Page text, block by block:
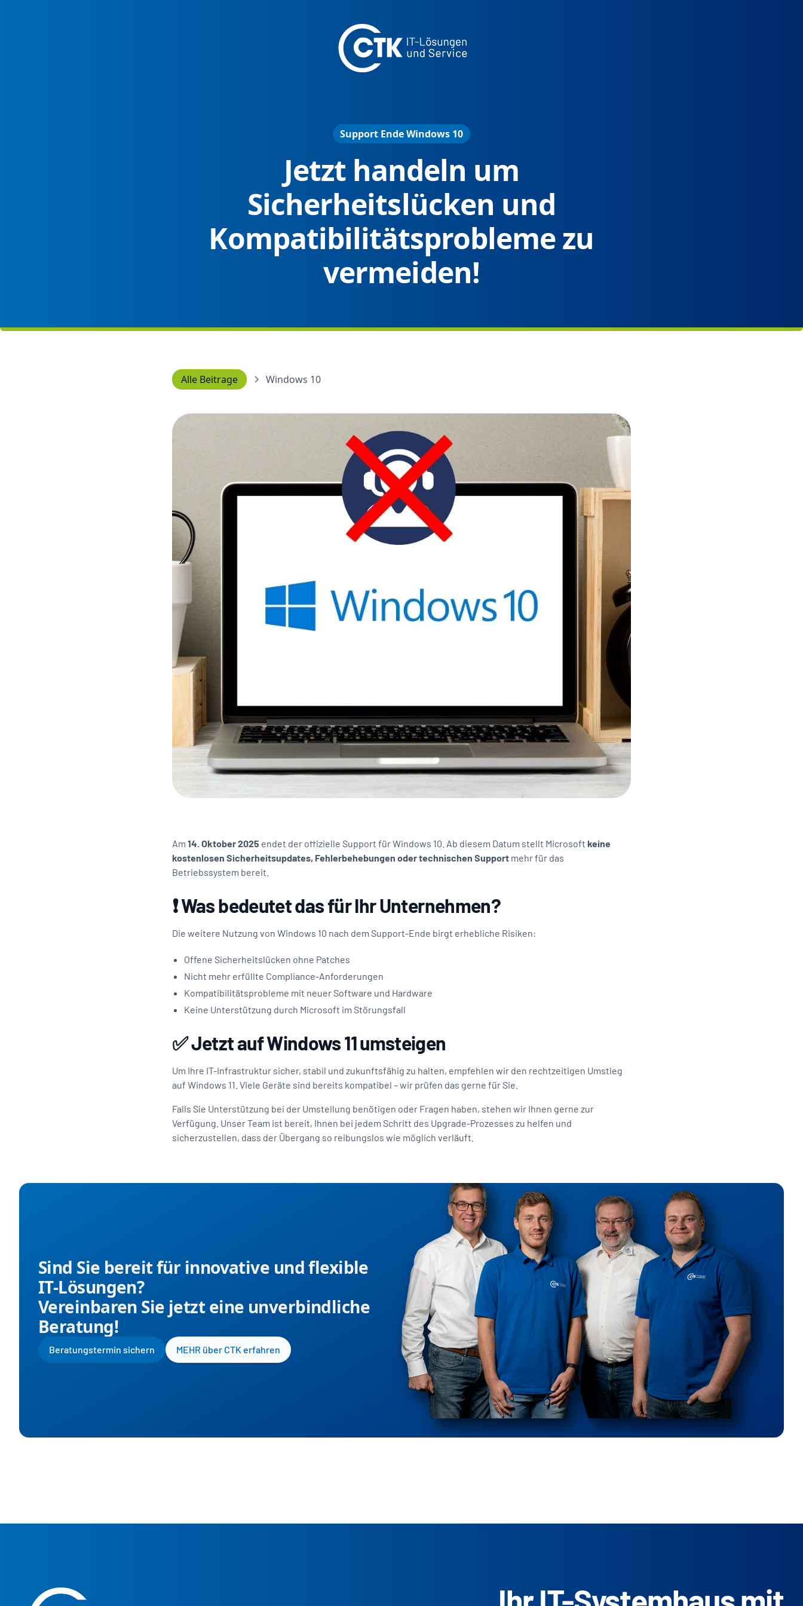
Support Ende Windows 10
Jetzt handeln um
Sicherheitslücken und
Kompatibilitätsprobleme zu
vermeiden!
Alle Beitrage Windows 10
Am 14. Oktober 2025 endet der offizielle Support für Windows 10. Ab diesem Datum stellt Microsoft keine
kostenlosen Sicherheitsupdates, Fehlerbehebungen oder technischen Support mehr für das
Betriebssystem bereit.
❗ Was bedeutet das für Ihr Unternehmen?
Die weitere Nutzung von Windows 10 nach dem Support-Ende birgt erhebliche Risiken:
Offene Sicherheitslücken ohne Patches
Nicht mehr erfüllte Compliance-Anforderungen
Kompatibilitätsprobleme mit neuer Software und Hardware
Keine Unterstützung durch Microsoft im Störungsfall
✅Jetzt auf Windows 11 umsteigen
Um Ihre IT-Infrastruktur sicher, stabil und zukunftsfähig zu halten, empfehlen wir den rechtzeitigen Umstieg
auf Windows 11. Viele Geräte sind bereits kompatibel – wir prüfen das gerne für Sie.
Falls Sie Unterstützung bei der Umstellung benötigen oder Fragen haben, stehen wir Ihnen gerne zur
Verfügung. Unser Team ist bereit, Ihnen bei jedem Schritt des Upgrade-Prozesses zu helfen und
sicherzustellen, dass der Übergang so reibungslos wie möglich verläuft.
Sind Sie bereit für innovative und flexible
IT-Lösungen?
Vereinbaren Sie jetzt eine unverbindliche
Beratung!
Beratungstermin sichern MEHR über CTK erfahren